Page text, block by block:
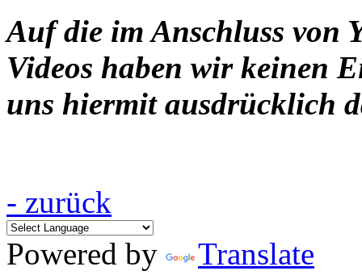
Auf die im Anschluss von
Videos haben wir keinen
uns hiermit ausdrücklich
- zurück
Powered by
Translate